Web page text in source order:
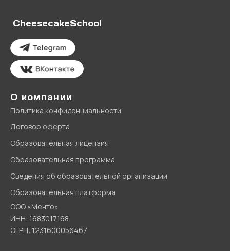
CheesecakeSchool
О компании
Политика конфиденциальности
Договор оферта
Образовательная лицензия
Образовательная программа
Сведения об образовательной организации
Образовательная платформа
ООО «Менто»
ИНН: 1683017168
ОГРН: 1231600056467